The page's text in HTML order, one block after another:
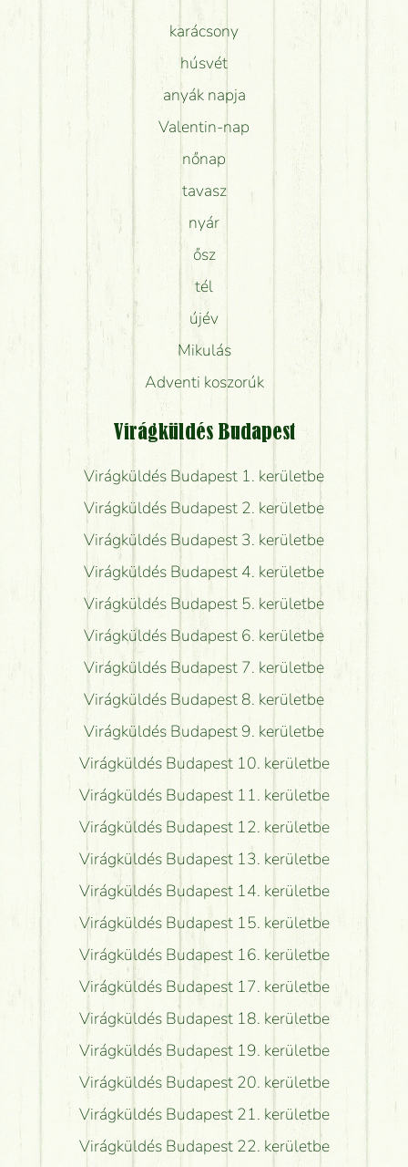
karácsony
húsvét
anyák napja
Valentin-nap
nőnap
tavasz
nyár
ősz
tél
újév
Mikulás
Adventi koszorúk
Virágküldés Budapest
Virágküldés Budapest 1. kerületbe
Virágküldés Budapest 2. kerületbe
Virágküldés Budapest 3. kerületbe
Virágküldés Budapest 4. kerületbe
Virágküldés Budapest 5. kerületbe
Virágküldés Budapest 6. kerületbe
Virágküldés Budapest 7. kerületbe
Virágküldés Budapest 8. kerületbe
Virágküldés Budapest 9. kerületbe
Virágküldés Budapest 10. kerületbe
Virágküldés Budapest 11. kerületbe
Virágküldés Budapest 12. kerületbe
Virágküldés Budapest 13. kerületbe
Virágküldés Budapest 14. kerületbe
Virágküldés Budapest 15. kerületbe
Virágküldés Budapest 16. kerületbe
Virágküldés Budapest 17. kerületbe
Virágküldés Budapest 18. kerületbe
Virágküldés Budapest 19. kerületbe
Virágküldés Budapest 20. kerületbe
Virágküldés Budapest 21. kerületbe
Virágküldés Budapest 22. kerületbe